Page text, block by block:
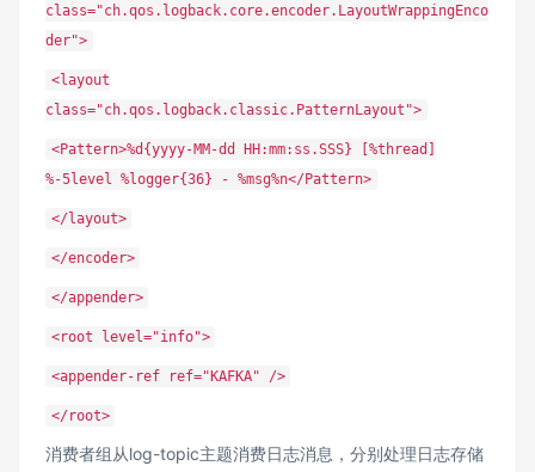
class="ch.qos.logback.core.encoder.LayoutWrappingEnco
der">
<layout
class="ch.qos.logback.classic.PatternLayout">
<Pattern>%d{yyyy-MM-dd HH:mm:ss.SSS} [%thread]
%-5level %logger{36} - %msg%n</Pattern>
</layout>
</encoder>
</appender>
<root level="info">
<appender-ref ref="KAFKA" />
</root>
消费者组从log-topic主题消费日志消息，分别处理日志存储